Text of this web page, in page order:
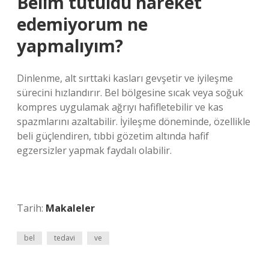
edemiyorum ne
yapmalıyım?
Dinlenme, alt sırttaki kasları gevşetir ve iyileşme
sürecini hızlandırır. Bel bölgesine sıcak veya soğuk
kompres uygulamak ağrıyı hafifletebilir ve kas
spazmlarını azaltabilir. İyileşme döneminde, özellikle
beli güçlendiren, tıbbi gözetim altında hafif
egzersizler yapmak faydalı olabilir.
Tarih: Makaleler
bel tedavi ve